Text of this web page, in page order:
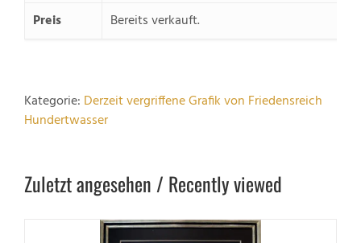
Preis
Bereits verkauft.
Kategorie: Derzeit vergriffene Grafik von Friedensreich
Hundertwasser
Zuletzt angesehen / Recently viewed